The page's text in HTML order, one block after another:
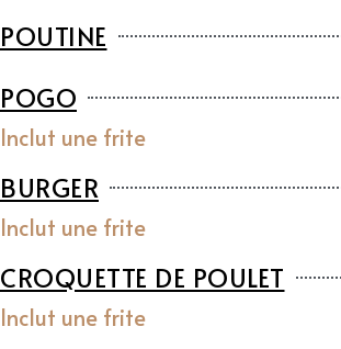
POUTINE
POGO
Inclut une frite
BURGER
Inclut une frite
CROQUETTE DE POULET
Inclut une frite